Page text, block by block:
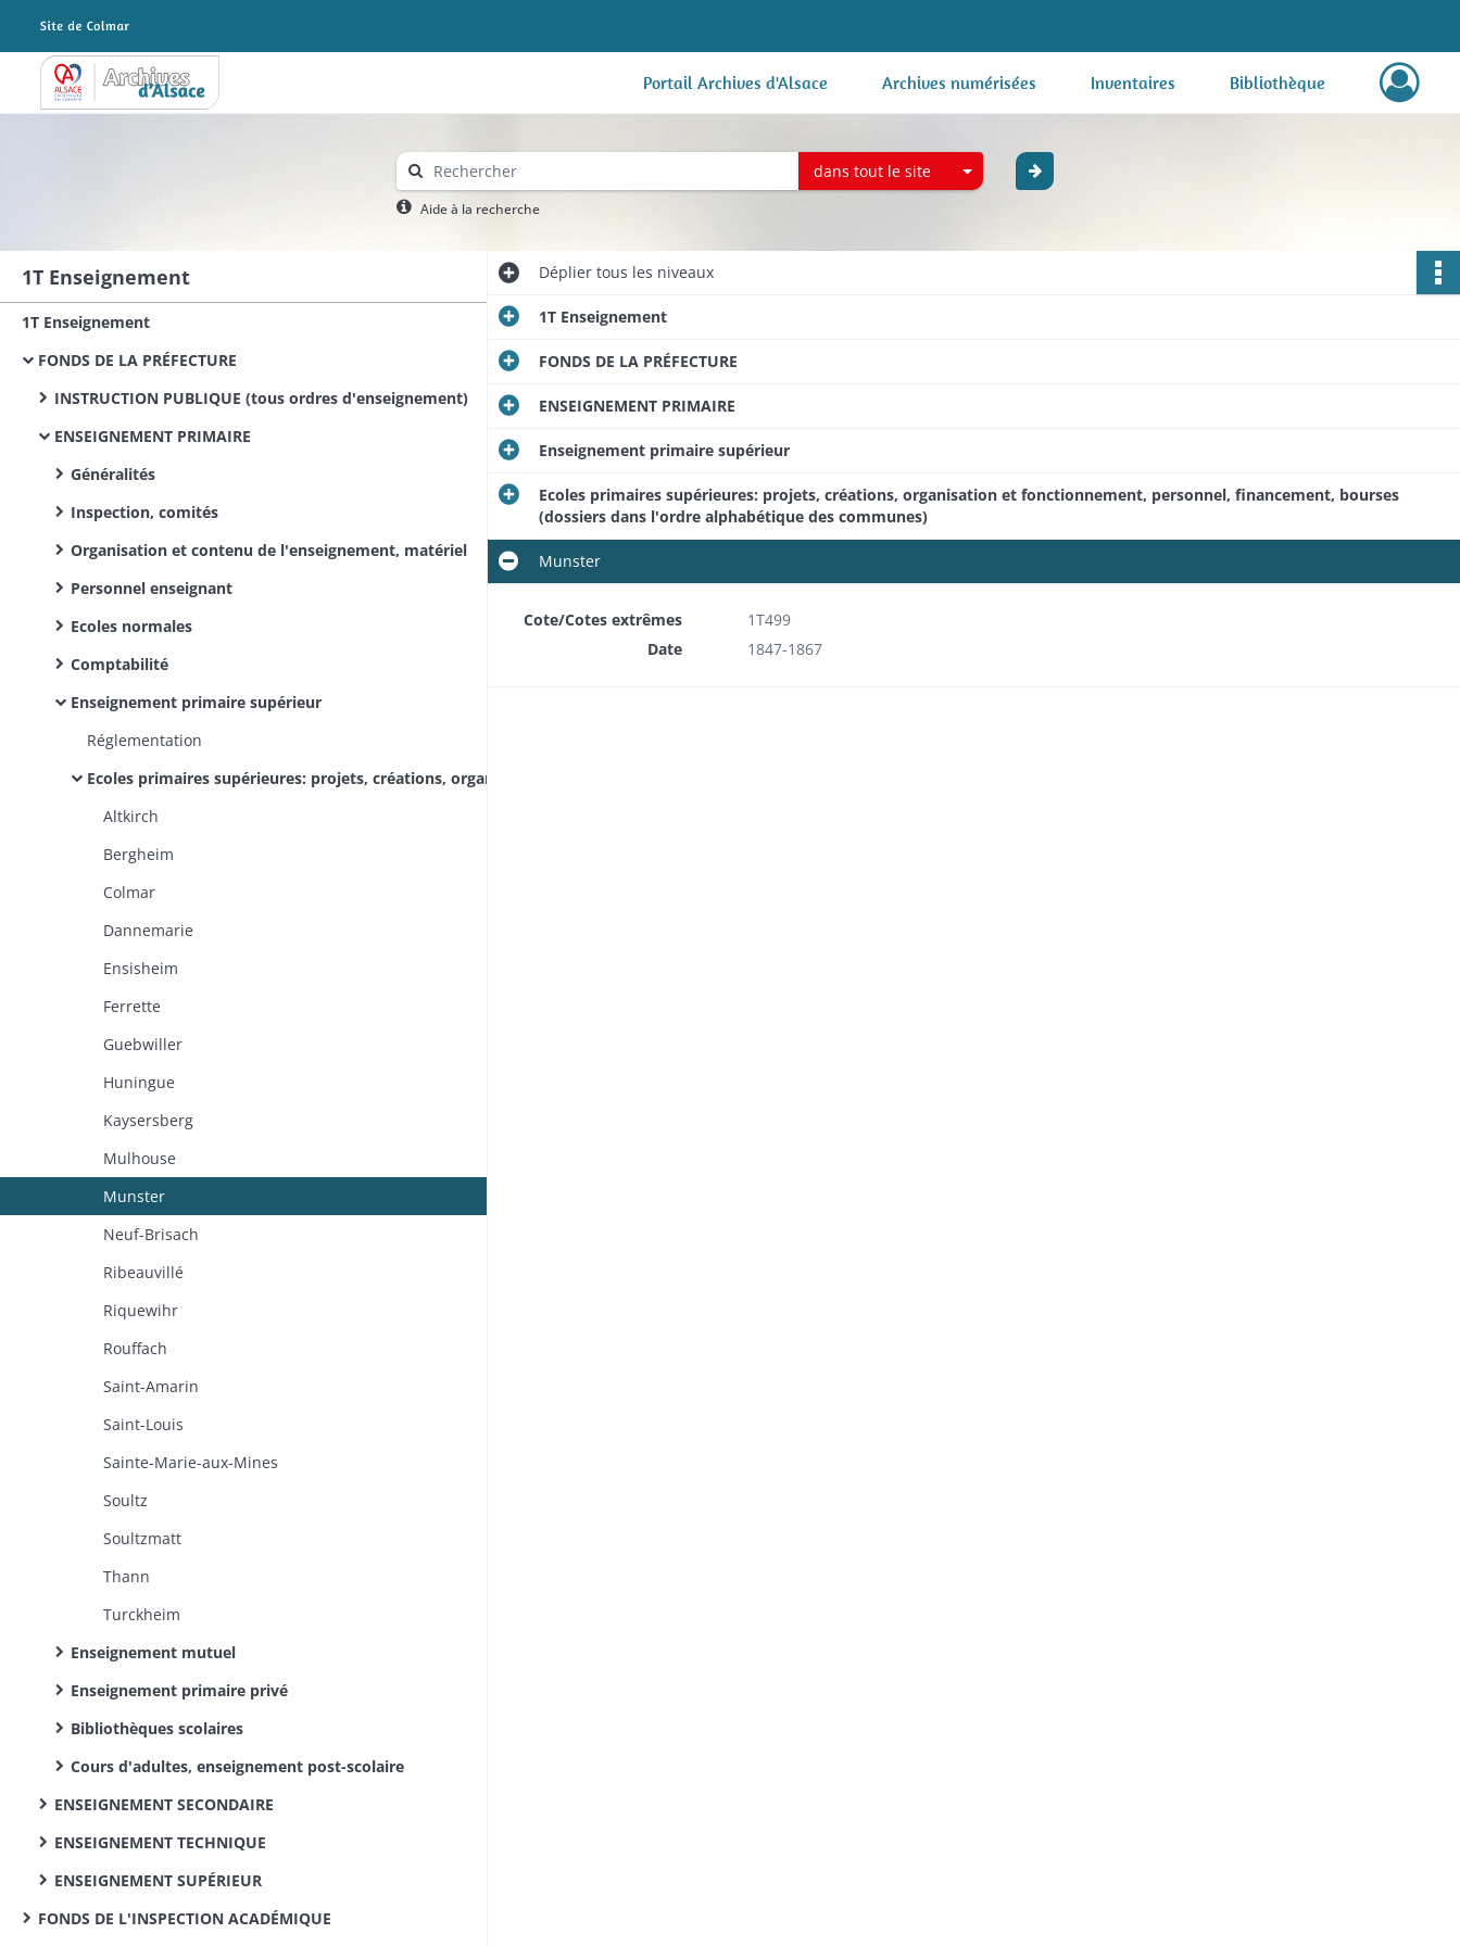
Archives Alsace - Colmar Portail Archives d'Alsace Archives numérisées Inventaires Bibliothèque
dans tout le site
Aide à la recherche
1T Enseignement
1T Enseignement
FONDS DE LA PRÉFECTURE
INSTRUCTION PUBLIQUE (tous ordres d'enseignement)
ENSEIGNEMENT PRIMAIRE
Généralités
Inspection, comités
Organisation et contenu de l'enseignement, matériel
Personnel enseignant
Ecoles normales
Comptabilité
Enseignement primaire supérieur
Réglementation
Ecoles primaires supérieures: projets, créations, organisation et fonctionnement, personnel, financement, bourses (dossiers dans l'ordre alphabétique des communes)
Altkirch
Bergheim
Colmar
Dannemarie
Ensisheim
Ferrette
Guebwiller
Huningue
Kaysersberg
Mulhouse
Munster
Neuf-Brisach
Ribeauvillé
Riquewihr
Rouffach
Saint-Amarin
Saint-Louis
Sainte-Marie-aux-Mines
Soultz
Soultzmatt
Thann
Turckheim
Enseignement mutuel
Enseignement primaire privé
Bibliothèques scolaires
Cours d'adultes, enseignement post-scolaire
ENSEIGNEMENT SECONDAIRE
ENSEIGNEMENT TECHNIQUE
ENSEIGNEMENT SUPÉRIEUR
FONDS DE L'INSPECTION ACADÉMIQUE
Dépliertous les niveaux
1T Enseignement
FONDS DE LA PRÉFECTURE
ENSEIGNEMENT PRIMAIRE
Enseignement primaire supérieur
Ecoles primaires supérieures: projets, créations, organisation et fonctionnement, personnel, financement, bourses
(dossiers dans l'ordre alphabétique des communes)
Munster
Cote/Cotes extrêmes
1T499
Date
1847-1867